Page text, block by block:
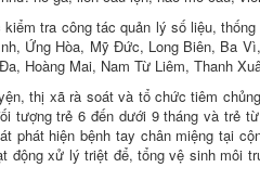
tra công tác quản lý số liệu,
Ứng Hòa, Mỹ Đức, Long Biên, Ba
Hoàng Mai, Nam Từ Liêm, Thanh
thị xã rà soát và tổ chức tiêm
tượng trẻ 6 đến dưới 9 tháng và trẻ
phát hiện bệnh tay chân miệng tại
động xử lý triệt để, tổng vệ sinh môi